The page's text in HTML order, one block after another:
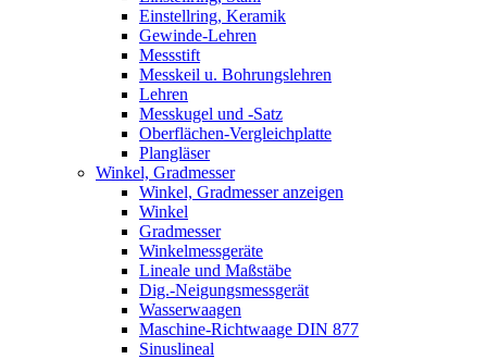
Einstellring, Keramik
Gewinde-Lehren
Messstift
Messkeil u. Bohrungslehren
Lehren
Messkugel und -Satz
Oberflächen-Vergleichplatte
Plangläser
Winkel, Gradmesser
Winkel, Gradmesser anzeigen
Winkel
Gradmesser
Winkelmessgeräte
Lineale und Maßstäbe
Dig.-Neigungsmessgerät
Wasserwaagen
Maschine-Richtwaage DIN 877
Sinuslineal